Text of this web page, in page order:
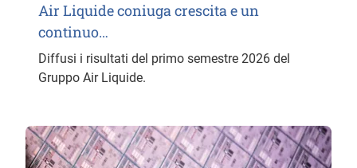
Air Liquide coniuga crescita e un
continuo…
Diffusi i risultati del primo semestre 2026 del
Gruppo Air Liquide.